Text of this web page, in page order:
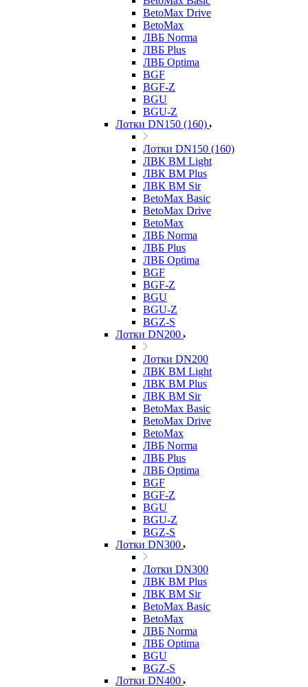
BetoMax Drive
BetoMax
ЛВБ Norma
ЛВБ Plus
ЛВБ Optima
BGF
BGF-Z
BGU
BGU-Z
Лотки DN150 (160)
Лотки DN150 (160)
ЛВК ВМ Light
ЛВК ВМ Plus
ЛВК ВМ Sir
BetoMax Basic
BetoMax Drive
BetoMax
ЛВБ Norma
ЛВБ Plus
ЛВБ Optima
BGF
BGF-Z
BGU
BGU-Z
BGZ-S
Лотки DN200
Лотки DN200
ЛВК ВМ Light
ЛВК ВМ Plus
ЛВК ВМ Sir
BetoMax Basic
BetoMax Drive
BetoMax
ЛВБ Norma
ЛВБ Plus
ЛВБ Optima
BGF
BGF-Z
BGU
BGU-Z
BGZ-S
Лотки DN300
Лотки DN300
ЛВК ВМ Plus
ЛВК ВМ Sir
BetoMax Basic
BetoMax
ЛВБ Norma
ЛВБ Optima
BGU
BGZ-S
Лотки DN400